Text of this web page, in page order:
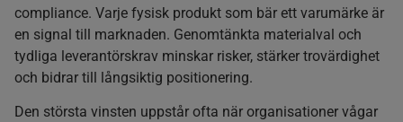
compliance. Varje fysisk produkt som bär ett varumärke är
en signal till marknaden. Genomtänkta materialval och
tydliga leverantörskrav minskar risker, stärker trovärdighet
och bidrar till långsiktig positionering.
Den största vinsten uppstår ofta när organisationer vågar